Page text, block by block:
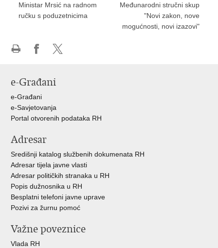
Ministar Mrsić na radnom
ručku s poduzetnicima
Međunarodni stručni skup
"Novi zakon, nove
mogućnosti, novi izazovi"
Facebooku
X-
e-Građani
e-Građani
e-Savjetovanja
Portal otvorenih podataka RH
Adresar
Središnji katalog službenih dokumenata RH
Adresar tijela javne vlasti
Adresar političkih stranaka u RH
Popis dužnosnika u RH
Besplatni telefoni javne uprave
Pozivi za žurnu pomoć
Važne poveznice
Vlada RH